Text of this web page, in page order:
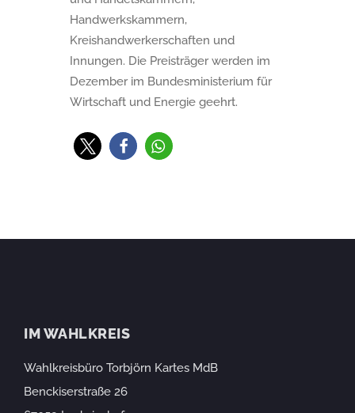
Handwerkskammern,
Kreishandwerkerschaften und
Innungen. Die Preisträger werden im
Dezember im Bundesministerium für
Wirtschaft und Energie geehrt.
IM WAHLKREIS
Wahlkreisbüro Torbjörn Kartes MdB
Benckiserstraße 26